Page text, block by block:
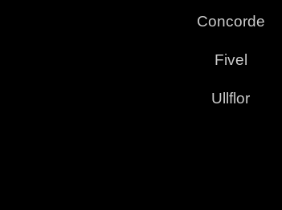
Concorde
Fivel
Ullflor